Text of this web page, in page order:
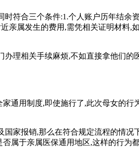
符合三个条件:1.个人账户历年结余
亲属发生的费用,需凭相关证明材料
理相关手续麻烦,不如直接拿他们
通用制度,即使施行了,此次母女的
家报销,那么在符合规定流程的情
属于亲属医保通用地区,这样的行为都